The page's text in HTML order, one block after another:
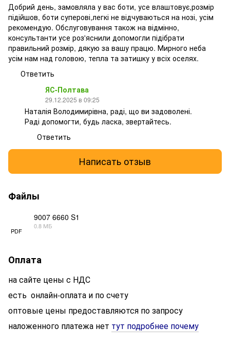
Добрий день, замовляла у вас боти, усе влаштовує,розмір
підійшов, боти суперові,легкі не відчуваються на нозі, усім
рекомендую. Обслуговування також на відмінно,
консультанти усе роз'яснили допомогли підібрати
правильний розмір, дякую за вашу працю. Мирного неба
усім нам над головою, тепла та затишку у всіх оселях.
Ответить
ЯС-Полтава
29.12.2025 в 09:25
Наталія Володимирівна, раді, що ви задоволені.
Раді допомогти, будь ласка, звертайтесь.
Ответить
Написать отзыв
Файлы
PDF
9007 6660 S1
0.8 МБ
Оплата
на сайте цены с НДС
есть онлайн-оплата и по счету
оптовые цены предоставляются по запросу
наложенного платежа нет тут подробнее почему